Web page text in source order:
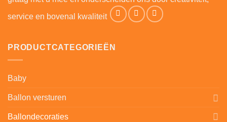
service en bovenal kwaliteit
PRODUCTCATEGORIEËN
Baby
Ballon versturen
Ballondecoraties